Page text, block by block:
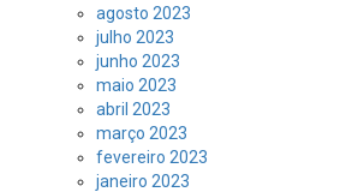
agosto 2023
julho 2023
junho 2023
maio 2023
abril 2023
março 2023
fevereiro 2023
janeiro 2023